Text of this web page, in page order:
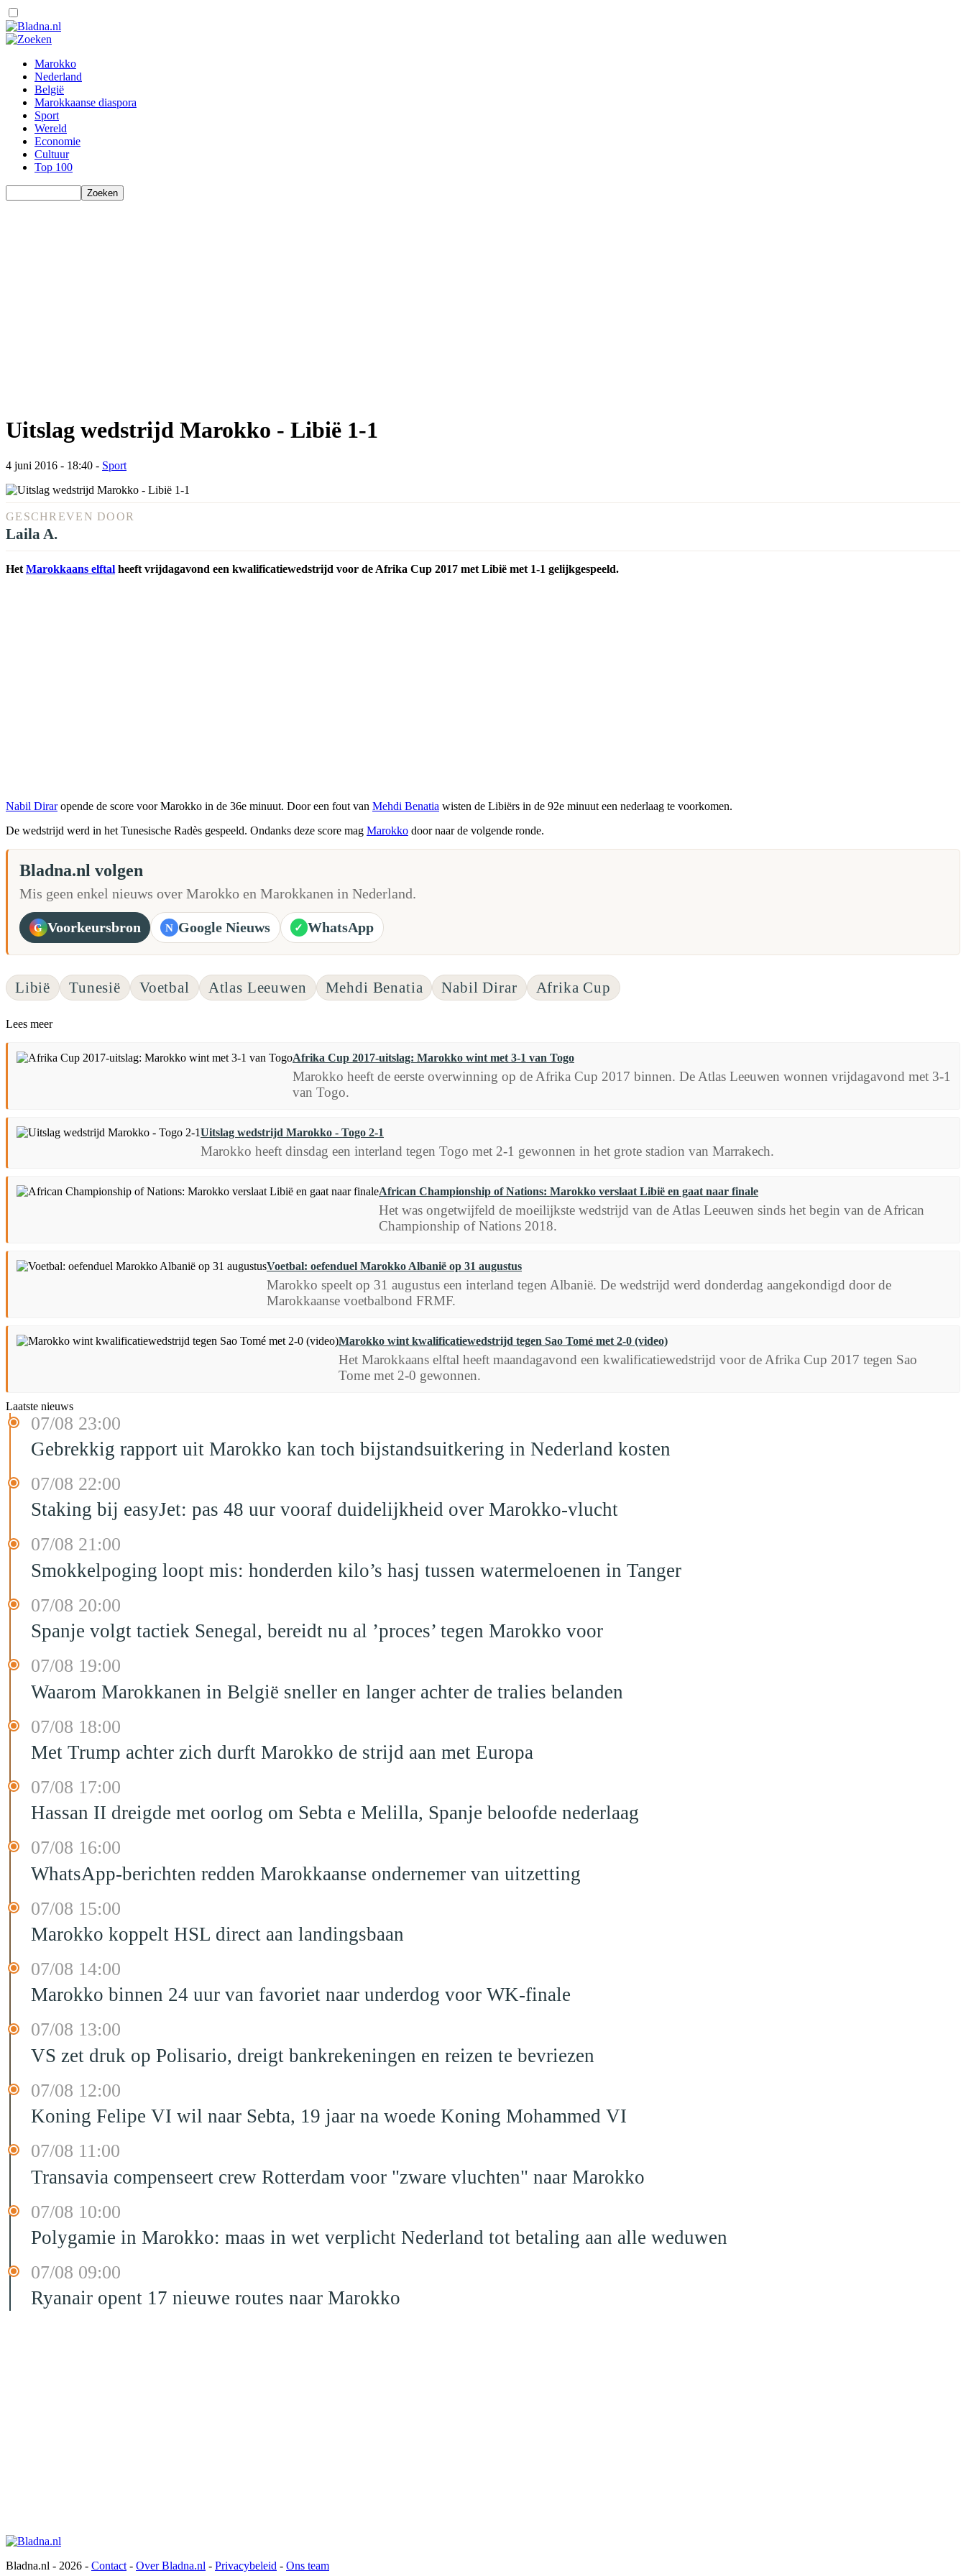
Marokko
Nederland
België
Marokkaanse diaspora
Sport
Wereld
Economie
Cultuur
Top 100
Uitslag wedstrijd Marokko - Libië 1-1
4 juni 2016 - 18:40 - Sport
GESCHREVEN DOOR
Laila A.
Het Marokkaans elftal heeft vrijdagavond een kwalificatiewedstrijd voor de Afrika Cup 2017 met Libië met 1-1 gelijkgespeeld.
Nabil Diraropende de score voor Marokko in de 36e minuut. Door een fout van Mehdi Benatia wisten de Libiërs in de 92e minuut een nederlaag te voorkomen.
De wedstrijd werd in het Tunesische Radès gespeeld. Ondanks deze score mag Marokko door naar de volgende ronde.
Bladna.nl volgen
Mis geen enkel nieuws over Marokko en Marokkanen in Nederland.
G Voorkeursbron N Google Nieuws ✓ WhatsApp
Libië Tunesië Voetbal Atlas Leeuwen Mehdi Benatia Nabil Dirar Afrika Cup
Lees meer
Afrika Cup 2017-uitslag: Marokko wint met 3-1 van Togo
Marokko heeft de eerste overwinning op de Afrika Cup 2017 binnen. De Atlas Leeuwen wonnen vrijdagavond met 3-1
van Togo.
Uitslag wedstrijd Marokko - Togo 2-1
Marokko heeft dinsdag een interland tegen Togo met 2-1 gewonnen in het grote stadion van Marrakech.
African Championship of Nations: Marokko verslaat Libië en gaat naar finale
Het was ongetwijfeld de moeilijkste wedstrijd van de Atlas Leeuwen sinds het begin van de African
Championship of Nations 2018.
Voetbal: oefenduel Marokko Albanië op 31 augustus
Marokko speelt op 31 augustus een interland tegen Albanië. De wedstrijd werd donderdag aangekondigd door de
Marokkaanse voetbalbond FRMF.
Marokko wint kwalificatiewedstrijd tegen Sao Tomé met 2-0 (video)
Het Marokkaans elftal heeft maandagavond een kwalificatiewedstrijd voor de Afrika Cup 2017 tegen Sao
Tome met 2-0 gewonnen.
Laatste nieuws
07/08 23:00
Gebrekkig rapport uit Marokko kan toch bijstandsuitkering in Nederland kosten
07/08 22:00
Staking bij easyJet: pas 48 uur vooraf duidelijkheid over Marokko-vlucht
07/08 21:00
Smokkelpoging loopt mis: honderden kilo’s hasj tussen watermeloenen in Tanger
07/08 20:00
Spanje volgt tactiek Senegal, bereidt nu al ’proces’ tegen Marokko voor
07/08 19:00
Waarom Marokkanen in België sneller en langer achter de tralies belanden
07/08 18:00
Met Trump achter zich durft Marokko de strijd aan met Europa
07/08 17:00
Hassan II dreigde met oorlog om Sebta e Melilla, Spanje beloofde nederlaag
07/08 16:00
WhatsApp-berichten redden Marokkaanse ondernemer van uitzetting
07/08 15:00
Marokko koppelt HSL direct aan landingsbaan
07/08 14:00
Marokko binnen 24 uur van favoriet naar underdog voor WK-finale
07/08 13:00
VS zet druk op Polisario, dreigt bankrekeningen en reizen te bevriezen
07/08 12:00
Koning Felipe VI wil naar Sebta, 19 jaar na woede Koning Mohammed VI
07/08 11:00
Transavia compenseert crew Rotterdam voor "zware vluchten" naar Marokko
07/08 10:00
Polygamie in Marokko: maas in wet verplicht Nederland tot betaling aan alle weduwen
07/08 09:00
Ryanair opent 17 nieuwe routes naar Marokko
Bladna.nl - 2026 - Contact- Over Bladna.nl - Privacybeleid - Ons team